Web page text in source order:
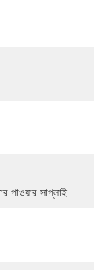
পাওয়ার সাপ্লাই